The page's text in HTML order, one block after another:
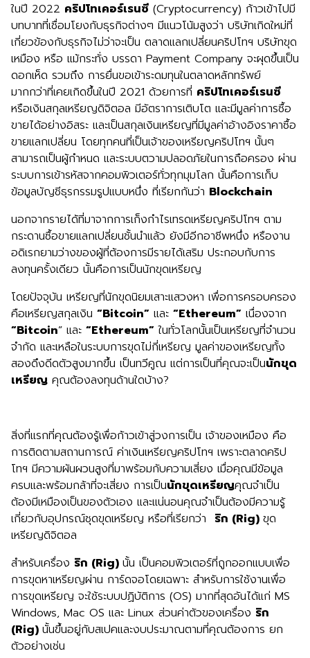
ในปี 2022 คริปโทเคอร์เรนซี (Cryptocurrency) ก้าวเข้าไปมี
บทบาทที่เชื่อมโยงกับธุรกิจต่างๆ มีแนวโน้มสูงว่า บริษัทเกิดใหม่ที่
เกี่ยวข้องกับธุรกิจไม่ว่าจะเป็น ตลาดแลกเปลี่ยนคริปโทฯ บริษัทขุด
เหมือง หรือ แม้กระทั่ง บรรดา Payment Company จะผุดขึ้นเป็น
ดอกเห็ด รวมถึง การยื่นขอเข้าระดมทุนในตลาดหลักทรัพย์
มากกว่าที่เคยเกิดขึ้นในปี 2021 ด้วยการที่ คริปโทเคอร์เรนซี
หรือเงินสกุลเหรียญดิจิตอล มีอัตราการเติบโต และมีมูลค่าการซื้อ
ขายได้อย่างอิสระ และเป็นสกุลเงินเหรียญที่มีมูลค่าอ้างอิงราคาซื้อ
ขายแลกเปลี่ยน โดยทุกคนที่เป็นเจ้าของเหรียญคริปโทฯ นั้นๆ
สามารถเป็นผู้กำหนด และระบบตวามปลอดภัยในการถือครอง ผ่าน
ระบบการเข้ารหัสจากคอมพิวเตอร์ทั่วทุกมุมโลก นั้นคือการเก็บ
ข้อมูลบัญชีธุรกรรมรูปแบบหนึ่ง ที่เรียกกันว่า Blockchain
นอกจากรายได้ที่มาจากการเก็งกำไรเทรดเหรียญคริปโทฯ ตาม
กระดานซื้อขายแลกเปลี่ยนชั้นนำแล้ว ยังมีอีกอาชีพหนึ่ง หรืองาน
อดิเรกยามว่างของผู้ที่ต้องการมีรายได้เสริม ประกอบกับการ
ลงทุนครั้งเดียว นั้นคือการเป็นนักขุดเหรียญ
โดยปัจจุบัน เหรียญที่นักขุดนิยมเสาะแสวงหา เพื่อการครอบครอง
คือเหรียญสกุลเงิน “Bitcoin” และ “Ethereum” เนื่องจาก
“Bitcoin” และ “Ethereum” ในทั่วโลกนั้นเป็นเหรียญที่จำนวน
จำกัด และเหลือในระบบการขุดไม่กี่เหรียญ มูลค่าของเหรียญทั้ง
สองดึงดีดตัวสูงมากขึ้น เป็นทวีคูณ แต่การเป็นที่คุณจะเป็นนักขุด
เหรียญ คุณต้องลงทุนด้านใดบ้าง?
สิ่งที่แรกที่คุณต้องรู้เพื่อก้าวเข้าสู่วงการเป็น เจ้าของเหมือง คือ
การติดตามสถานการณ์ ค่าเงินเหรียญคริปโทฯ เพราะตลาดคริป
โทฯ มีความผันผวนสูงที่มาพร้อมกับความเสี่ยง เมื่อคุณมีข้อมูล
ครบและพร้อมกล้าที่จะเสี่ยง การเป็นนักขุดเหรียญคุณจำเป็น
ต้องมีเหมืองเป็นของตัวเอง และแน่นอนคุณจำเป็นต้องมีความรู้
เกี่ยวกับอุปกรณ์ชุดขุดเหรียญ หรือที่เรียกว่า ริก (Rig) ขุด
เหรียญดิจิตอล
สำหรับเครื่อง ริก (Rig) นั้น เป็นคอมพิวเตอร์ที่ถูกออกแบบเพื่อ
การขุดหาเหรียญผ่าน การ์ดจอโดยเฉพาะ สำหรับการใช้งานเพื่อ
การขุดเหรียญ จะใช้ระบบปฏิบัติการ (OS) มากที่สุดอันได้แก่ MS
Windows, Mac OS และ Linux ส่วนค่าตัวของเครื่อง ริก
(Rig) นั้นขึ้นอยู่กับสเปคและงบประมาณตามที่คุณต้องการ ยก
ตัวอย่างเช่น